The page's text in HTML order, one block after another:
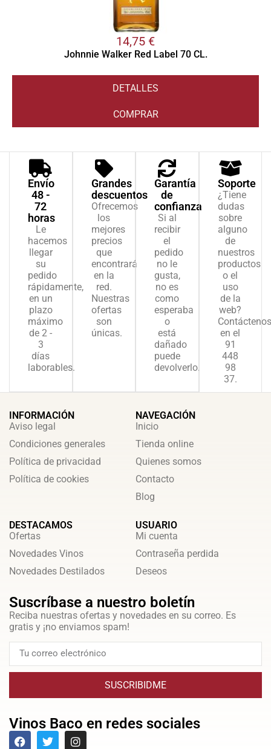
14,75 €
Johnnie Walker Red Label 70 CL.
DETALLES
COMPRAR
Envío
48 -
72
horas
Le
hacemos
llegar
su
pedido
rápidamente,
en un
plazo
máximo
de 2 -
3
días
laborables.
Grandes
descuentos
Ofrecemos
los
mejores
precios
que
encontrará
en la
red.
Nuestras
ofertas
son
únicas.
Garantía
de
confianza
Si al
recibir
el
pedido
no le
gusta,
no es
como
esperaba
o
está
dañado
puede
devolverlo.
Soporte
¿Tiene
dudas
sobre
alguno
de
nuestros
productos
o el
uso
de la
web?
Contáctenos
en el
91
448
98
37.
INFORMACIÓN
Aviso legal
Condiciones generales
Política de privacidad
Política de cookies
NAVEGACIÓN
Inicio
Tienda online
Quienes somos
Contacto
Blog
DESTACAMOS
Ofertas
Novedades Vinos
Novedades Destilados
USUARIO
Mi cuenta
Contraseña perdida
Deseos
Suscríbase a nuestro boletín
Reciba nuestras ofertas y novedades en su correo. Es
gratis y ¡no enviamos spam!
SUSCRIBIDME
Vinos Baco en redes sociales